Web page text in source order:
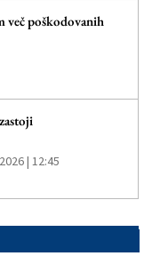
več poškodovanih
| 12:45